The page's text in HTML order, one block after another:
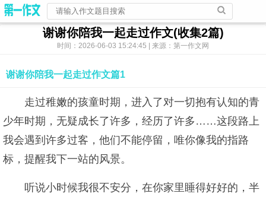
谢谢你陪我一起走过作文(收集2篇)
时间：2026-06-03 15:24:45 | 来源：第一作文网
谢谢你陪我一起走过作文篇1
走过稚嫩的孩童时期，进入了对一切抱有认知的青
少年时期，无疑成长了许多，经历了许多……这段路上
我会遇到许多过客，他们不能停留，唯你像我的指路
标，提醒我下一站的风景。
听说小时候我很不安分，在你家里睡得好好的，半